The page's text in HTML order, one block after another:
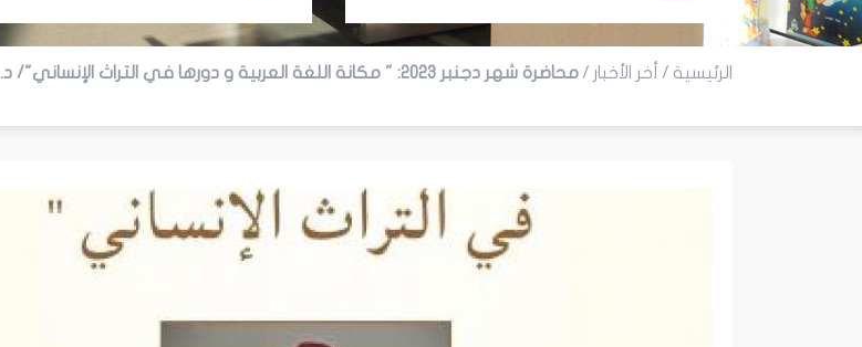
الرئيسية / أخر الأخبار / محاضرة شهر دجنبر 2023: " مكانة اللغة العربية و دورها في التراث الإنساني"/ د. محمد أحمد الديباجي